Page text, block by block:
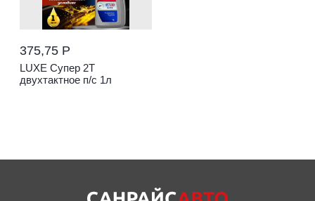
375,75 Р
LUXE Cупер 2Т
двухтактное п/с 1л